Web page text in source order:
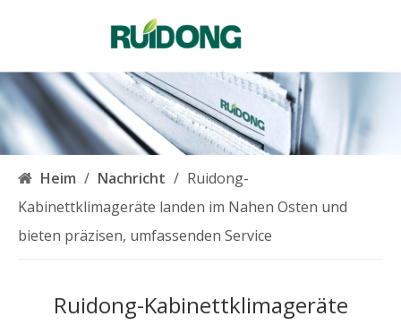
简体中文
العربية
Français
Español
Nederlands
Heim / Nachricht / Ruidong-
Kabinettklimageräte landen im Nahen Osten und
bieten präzisen, umfassenden Service
Ruidong-Kabinettklimageräte